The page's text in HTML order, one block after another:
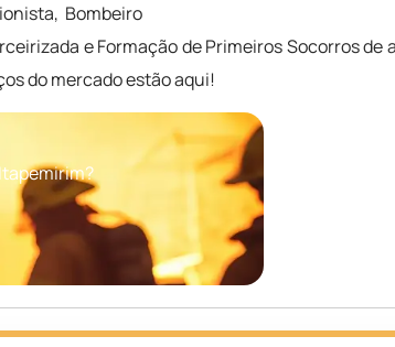
Bombeiro
e Formação de Primeiros Socorros de
do mercado estão aqui!